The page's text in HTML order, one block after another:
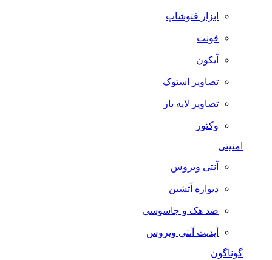
ابزار فتوشاپ
فونت
آیکون
تصاویر استوک
تصاویر لایه باز
وکتور
امنیتی
آنتی ویروس
دیواره آتشین
ضد هک و جاسوسی
آپدیت آنتی ویروس
گوناگون